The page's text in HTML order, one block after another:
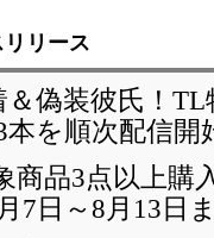
リース
偽装彼氏！
を順次配信開
商品3点以上購
7日～8月13日